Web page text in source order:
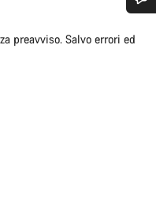
preavviso. Salvo errori ed